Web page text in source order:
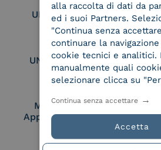
UNI EN ISO 9001
UNI EN ISO 27017
Membro Adobe
Approved Trust List
alla raccolta di dati da
ed i suoi Partners.
"Continua senza
continuare la
cookie tecnici e analitici.
manualmente quali
selezionare clicca su
Accetta
Continua senza accettare